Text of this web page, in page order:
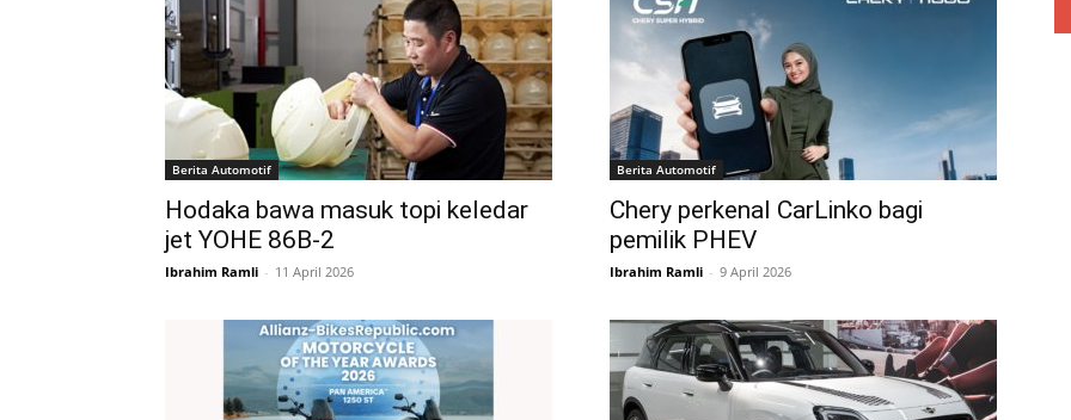
Berita Automotif
Hodaka bawa masuk topi keledar
jet YOHE 86B-2
Ibrahim Ramli - 11 April 2026
Berita Automotif
Chery perkenal CarLinko bagi
pemilik PHEV
Ibrahim Ramli - 9 April 2026